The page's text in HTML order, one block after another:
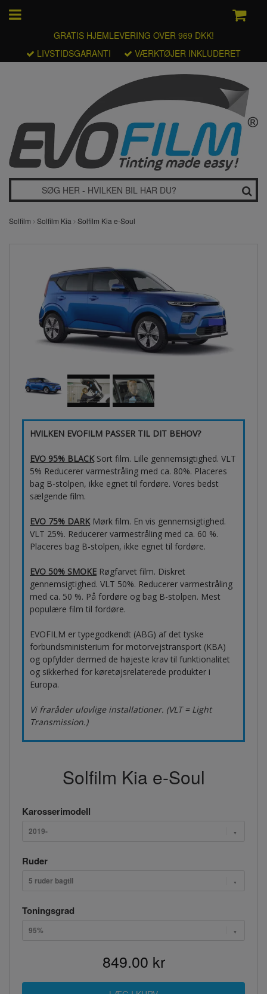
GRATIS HJEMLEVERING OVER 969 DKK!
LIVSTIDSGARANTI
VÆRKTØJER INKLUDERET
Solfilm Solfilm Kia Solfilm Kia e-Soul
HVILKEN EVOFILM PASSER TIL DIT BEHOV?
EVO 95% BLACKSort film. Lille gennemsigtighed. VLT
5% Reducerer varmestråling med ca. 80%. Placeres
bag B-stolpen, ikke egnet til fordøre. Vores bedst
sælgende film.
EVO 75% DARKMørk film. En vis gennemsigtighed.
VLT 25%. Reducerer varmestråling med ca. 60 %.
Placeres bag B-stolpen, ikke egnet til fordøre.
EVO 50% SMOKE Røgfarvet film. Diskret
gennemsigtighed. VLT 50%. Reducerer varmestråling
med ca. 50 %. På fordøre og bag B-stolpen. Mest
populære film til fordøre.
EVOFILM er typegodkendt (ABG) af det tyske
forbundsministerium for motorvejstransport (KBA)
og opfylder dermed de højeste krav til funktionalitet
og sikkerhed for køretøjsrelaterede produkter i
Europa.
Vi fraråder ulovlige installationer. (VLT = Light
Transmission.)
Solfilm Kia e-Soul
Karosserimodell
2019-
Ruder
5 ruder bagtil
Toningsgrad
95%
849.00 kr